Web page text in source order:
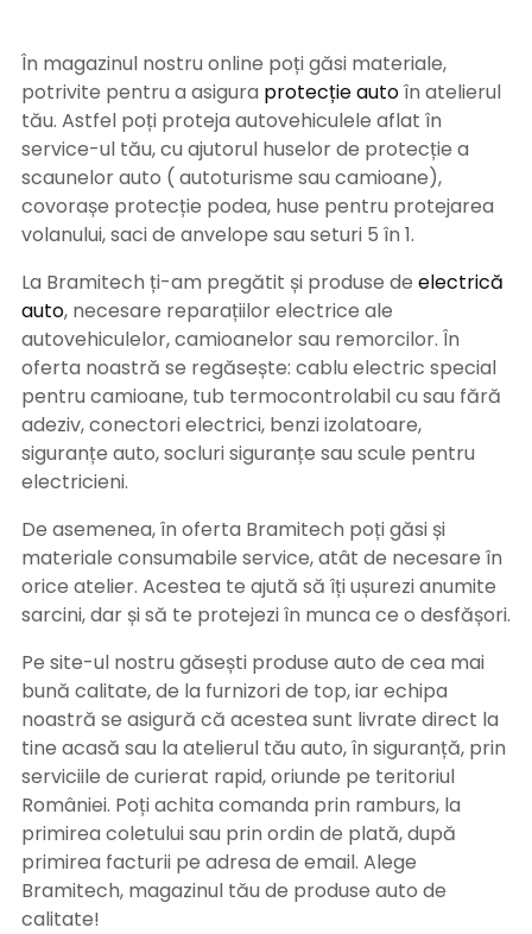
În magazinul nostru online poți găsi materiale,
potrivite pentru a asigura protecție autoîn atelierul
tău. Astfel poți proteja autovehiculele aflat în
service-ul tău, cu ajutorul huselor de protecție a
scaunelor auto ( autoturisme sau camioane),
covorașe protecție podea, huse pentru protejarea
volanului, saci de anvelope sau seturi 5 în 1.
La Bramitech ți-am pregătit și produse de electrică
auto, necesare reparațiilor electrice ale
autovehiculelor, camioanelor sau remorcilor. În
oferta noastră se regăsește: cablu electric special
pentru camioane, tub termocontrolabil cu sau fără
adeziv, conectori electrici, benzi izolatoare,
siguranțe auto, socluri siguranțe sau scule pentru
electricieni.
De asemenea, în oferta Bramitech poți găsi și
materiale consumabile service, atât de necesare în
orice atelier. Acestea te ajută să îți ușurezi anumite
sarcini, dar și să te protejezi în munca ce o desfășori.
Pe site-ul nostru găsești produse auto de cea mai
bună calitate, de la furnizori de top, iar echipa
noastră se asigură că acestea sunt livrate direct la
tine acasă sau la atelierul tău auto, în siguranță, prin
serviciile de curierat rapid, oriunde pe teritoriul
României. Poți achita comanda prin ramburs, la
primirea coletului sau prin ordin de plată, după
primirea facturii pe adresa de email. Alege
Bramitech, magazinul tău de produse auto de
calitate!